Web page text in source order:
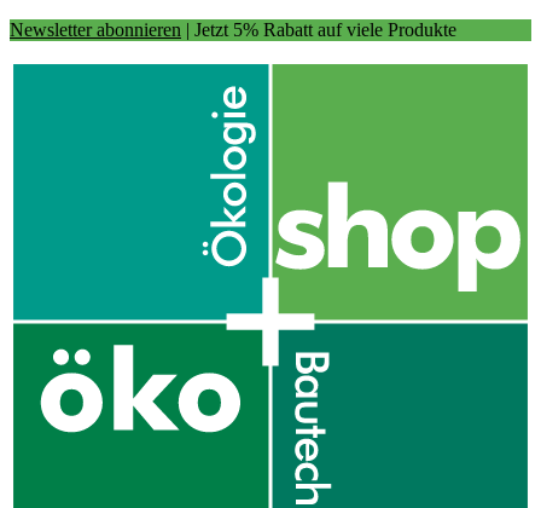
Newsletter abonnieren | Jetzt 5% Rabatt auf viele Produkte